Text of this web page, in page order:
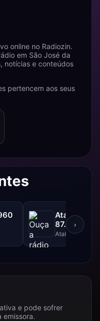
online no Radiozin.
em São José da
notícias e conteúdos
pertencem aos seus
Atalaia FM -
87.9 FM
Atalaia, AL
›
e pode sofrer
emissora.